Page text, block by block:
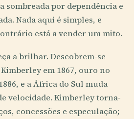
sombreada por dependência e
Nada aqui é simples, e
está a vender um mito.
a brilhar. Descobrem-se
em 1867, ouro no
e a África do Sul muda
velocidade. Kimberley torna-
concessões e especulação;